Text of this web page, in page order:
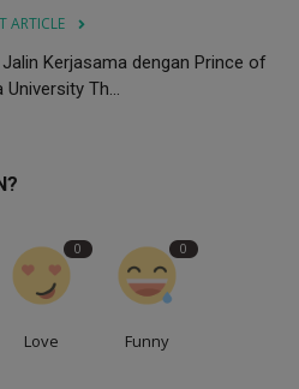
ARTICLE
Kerjasama dengan Prince of
Th...
0
Love
0
Funny